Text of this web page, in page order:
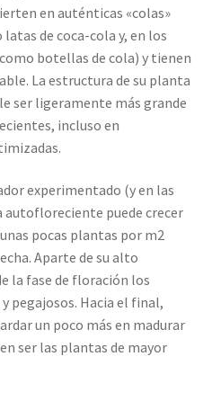
en auténticas «colas»
de coca-cola y, en los
botellas de cola) y tienen
La estructura de su planta
ser ligeramente más grande
incluso en
experimentado (y en las
autofloreciente puede crecer
pocas plantas por m2
Aparte de su alto
la fase de floración los
pegajosos. Hacia el final,
un poco más en madurar
ser las plantas de mayor